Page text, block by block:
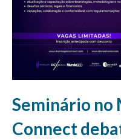
Seminário no
Connect